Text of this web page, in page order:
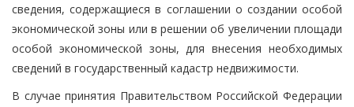
сведения, содержащиеся в соглашении о создании особой
экономической зоны или в решении об увеличении площади
особой экономической зоны, для внесения необходимых
сведений в государственный кадастр недвижимости.
В случае принятия Правительством Российской Федерации